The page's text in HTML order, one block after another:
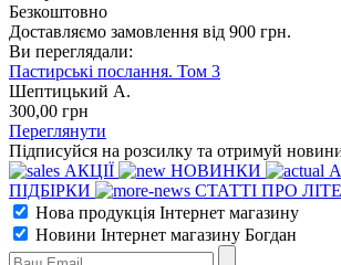
Безкоштовно
Доставляємо замовлення від 900 грн.
Ви переглядали:
Пастирські послання. Том 3
Шептицький А.
300,00 грн
Переглянути
Підписуйся на розсилку та отримуй
АКЦІЇ
НОВИНКИ
ПІДБІРКИ
СТАТТІ ПРО
Нова продукція Інтернет магазину
Новини Інтернет магазину Богдан